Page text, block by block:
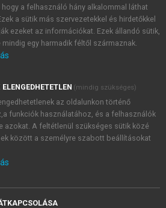
újdonságairól, akcióiról.
Kiadó Zrt. újdonságairól,
foglaltakat tudomásul
feltételeket, valamint a szotar.netés a
foglaltakat
és elfogadom.
KIPRÓBÁLOM
a felhasználó hány alkalommal láthat
a sütik más szervezetekkel és hirdetőkkel
ezeket az információkat. Ezek állandó sütik,
mindig egy harmadik féltől származnak.
(mindig szükséges)
az oldalunkon történő
funkciók használatához, és a felhasználók
azokat. A feltétlenül szükséges sütik közé
között a személyre szabott beállításokat